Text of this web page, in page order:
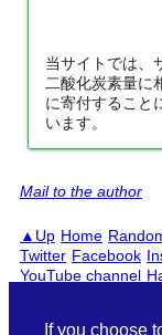
If you choose
当サイトでは、
二酸化炭素量に
に寄付すること
います。
Mail to the author
Up Home
Twitter Facebook
YouTube channel